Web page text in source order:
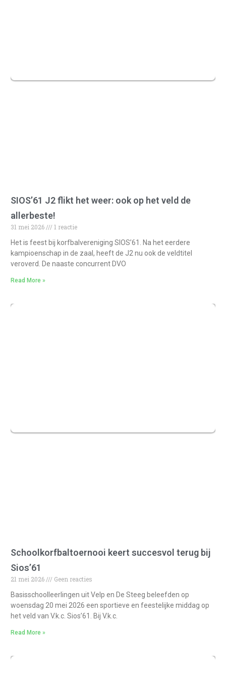
SIOS’61 J2 flikt het weer: ook op het veld de
allerbeste!
31 mei 2026
1 reactie
Het is feest bij korfbalvereniging SIOS’61. Na het eerdere
kampioenschap in de zaal, heeft de J2 nu ook de veldtitel
veroverd. De naaste concurrent DVO
Read More »
Schoolkorfbaltoernooi keert succesvol terug bij
Sios’61
21 mei 2026
Geen reacties
Basisschoolleerlingen uit Velp en De Steeg beleefden op
woensdag 20 mei 2026 een sportieve en feestelijke middag op
het veld van V.k.c. Sios’61. Bij V.k.c.
Read More »